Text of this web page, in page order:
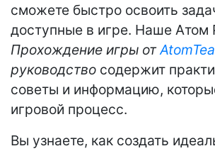
сможете быстро освоить
доступные в игре. Наше Атом
Прохождение игры от
руководство содержит
советы и информацию,
игровой процесс.
Вы узнаете, как создать